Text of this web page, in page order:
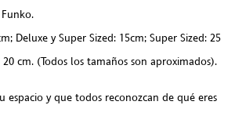
Deluxe y Super Sized: 15cm; Super Sized: 25
20 cm. (Todos los tamaños son aproximados).
espacio y que todos reconozcan de qué eres